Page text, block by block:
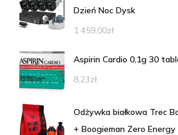
Dzień Noc Dysk
1 459,00zł
Aspirin Cardio 0,1g 30
8,23zł
Odżywka białkowa Trec
+ Boogieman Zero Energy